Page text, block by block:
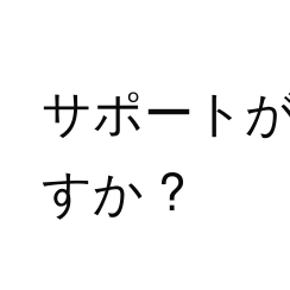
サポート
すか ?